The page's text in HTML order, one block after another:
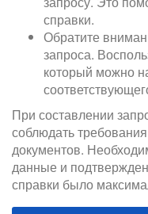
справки.
Обратите
запроса.
который можно
При составлении
соблюдать
документов.
данные и
справки было